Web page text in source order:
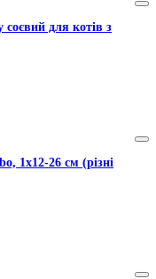
для котів з
1х12-26 cм (різні